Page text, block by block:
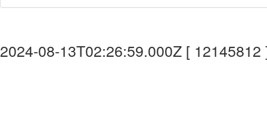
2024-08-13T02:26:59.000Z [ 12145812